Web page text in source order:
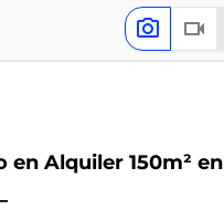
en Alquiler 150m² en